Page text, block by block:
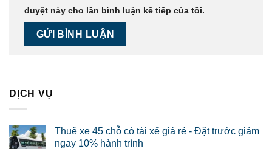
duyệt này cho lần bình luận kế tiếp của tôi.
DỊCH VỤ
Thuê xe 45 chỗ có tài xế giá rẻ - Đặt trước giảm
ngay 10% hành trình